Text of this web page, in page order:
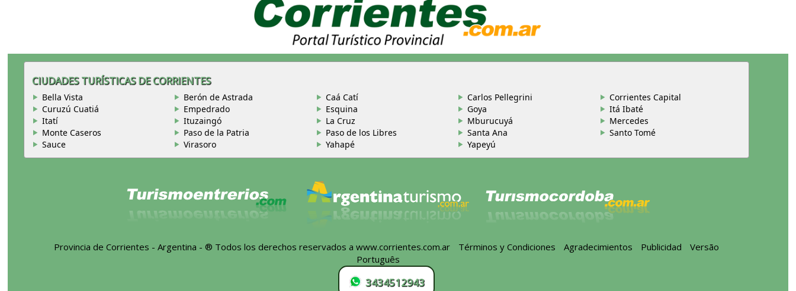
CIUDADES TURÍSTICAS DE CORRIENTES
Bella Vista Berón de Astrada Caá Catí Carlos Pellegrini
Corrientes Capital
Curuzú Cuatiá
Empedrado Esquina Goya
Itá Ibaté
Itatí
Ituzaingó La Cruz Mburucuyá
Mercedes
Monte Caseros
Paso de la Patria Paso de los Libres Santa Ana
Santo Tomé
Sauce
Virasoro Yahapé Yapeyú
Provincia de Corrientes - Argentina - ® Todos los derechos reservados a www.corrientes.com.ar Términos y Condiciones -Agradecimientos Publicidad -Versão
Português
3434512943